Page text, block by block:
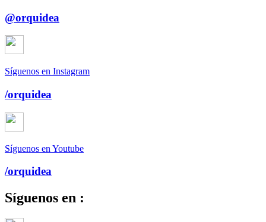
@orquidea
Síguenos en Instagram
/orquidea
Síguenos en Youtube
/orquidea
Síguenos en :